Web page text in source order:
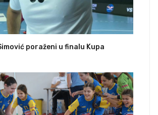
poraženi u finalu Kupa